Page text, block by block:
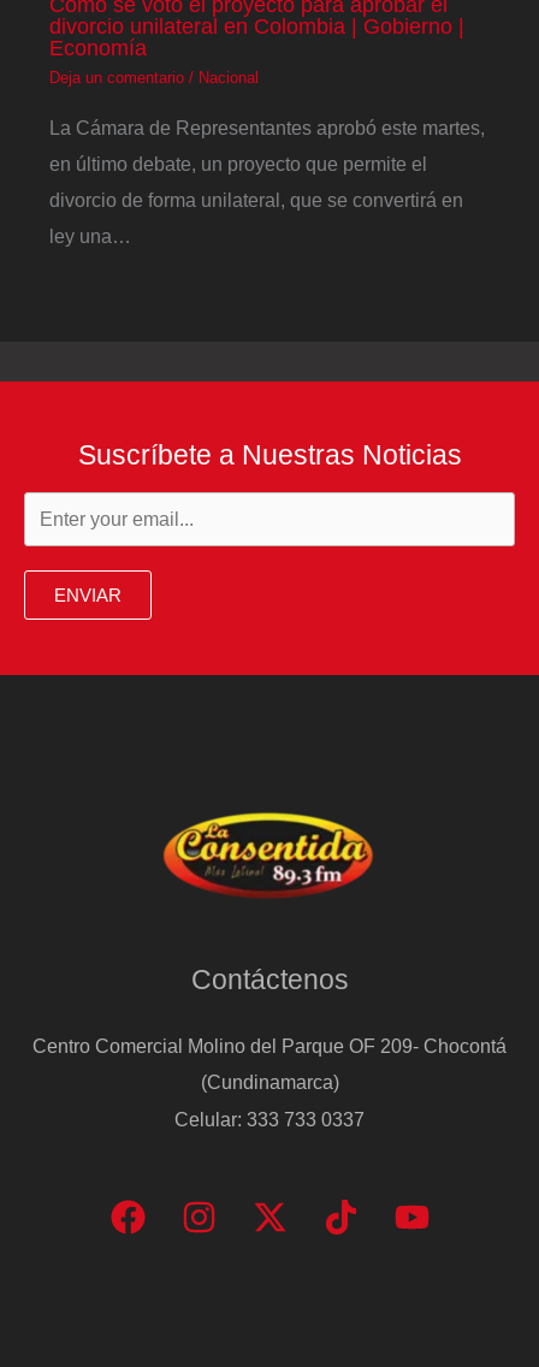
divorcio unilateral en Colombia | Gobierno |
Economía
Deja un comentario / Nacional
La Cámara de Representantes aprobó este martes,
en último debate, un proyecto que permite el
divorcio de forma unilateral, que se convertirá en
ley una…
Suscríbete a Nuestras Noticias
ENVIAR
Contáctenos
Centro Comercial Molino del Parque OF 209- Chocontá
(Cundinamarca)
Celular: 333 733 0337